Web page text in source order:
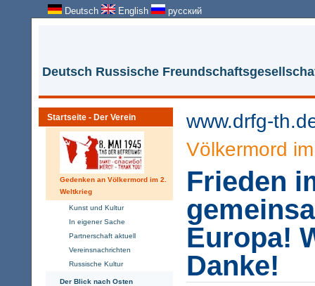
Deutsch English русский
Deutsch Russische
Startseite - Der Verein
Gedenken an Völkermord im 2.
Weltkrieg
Kunst und Kultur
In eigener Sache
Partnerschaft aktuell
Vereinsnachrichten
Russische Kultur
Der Blick nach Osten
www.drfg-
Völkermord
Frieden
Europa!
Danke!